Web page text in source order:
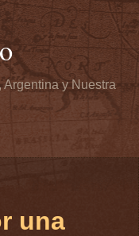
Argentina y Nuestra
una